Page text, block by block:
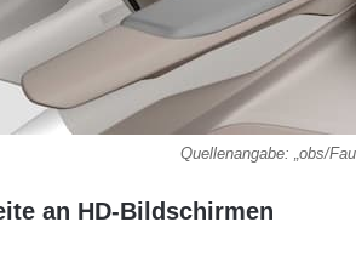
Quellenangabe: „obs/
an HD-Bildschirmen